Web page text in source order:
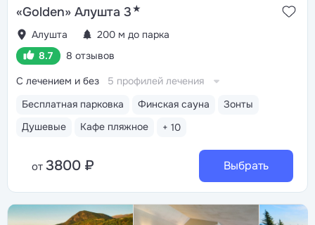
«Golden» Алушта 3★
Алушта
200 м до парка
8.7
8 отзывов
Бесплатная парковка Финская сауна
Зонты
Душевые
Кафе пляжное + 10
С лечением и без 5 профилей лечения
от 3800 ₽ Выбрать